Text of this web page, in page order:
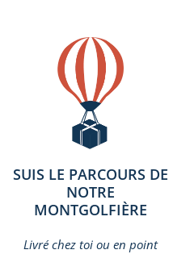
SUIS LE PARCOURS DE
NOTRE
MONTGOLFIÈRE
Livré chez toi ou en point